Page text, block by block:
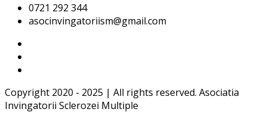
0721 292 344
asocinvingatoriism@gmail.com
Copyright 2020 - 2025 | All rights reserved. Asociatia
Invingatorii Sclerozei Multiple